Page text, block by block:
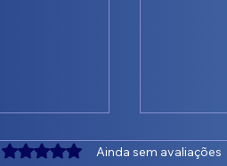
Avaliado com 0 de 5 estrelas.
Ainda sem avaliações